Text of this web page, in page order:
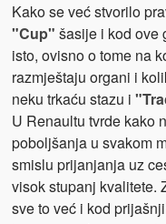
Kako se već stvorilo
"Cup" šasije i kod ove
isto, ovisno o tome na
razmještaju organi i
neku trkaću stazu i
U Renaultu tvrde kako
poboljšanja u svakom
smislu prijanjanja uz
visok stupanj kvalitete.
sve to već i kod